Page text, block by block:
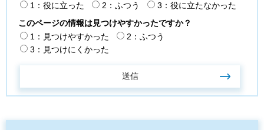
1：役に立った
2：ふつう
3：役に立たなかった
このページの情報は見つけやすかったですか？
1：見つけやすかった
2：ふつう
3：見つけにくかった